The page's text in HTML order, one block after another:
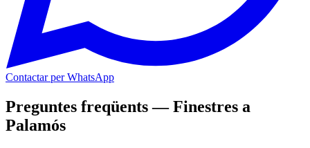
Contactar per WhatsApp
Preguntes freqüents — Finestres a
Palamós